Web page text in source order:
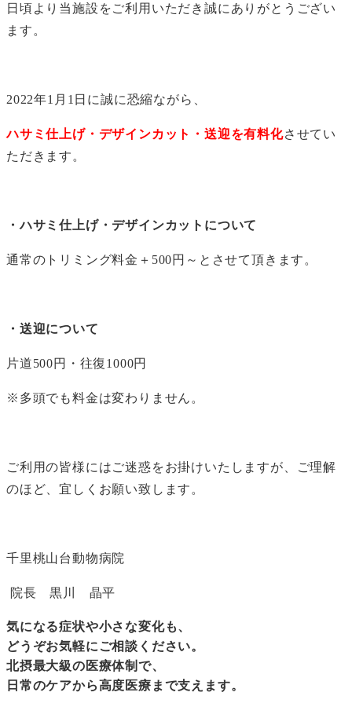
日頃より当施設をご利用いただき誠にありがとうござい
ます。
2022年1月1日に誠に恐縮ながら、
ハサミ仕上げ・デザインカット・送迎を有料化させてい
ただきます。
・ハサミ仕上げ・デザインカットについて
通常のトリミング料金＋500円～とさせて頂きます。
・送迎について
片道500円・往復1000円
※多頭でも料金は変わりません。
ご利用の皆様にはご迷惑をお掛けいたしますが、ご理解
のほど、宜しくお願い致します。
千里桃山台動物病院
院長 黒川 晶平
気になる症状や小さな変化も、
どうぞお気軽にご相談ください。
北摂最大級の医療体制で、
日常のケアから高度医療まで支えます。